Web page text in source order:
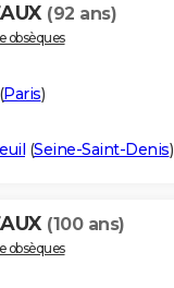
(92 ans)
obsèques
(Paris)
(Seine-Saint-Denis)
(100 ans)
obsèques